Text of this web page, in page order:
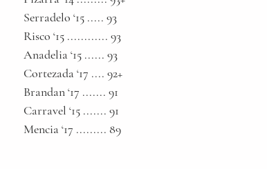
                                                      Serradelo ‘15 ..... 93
                                                      Risco ‘15 ............ 93
                                                      Anadelia ‘15 ...... 93
                                                      Cortezada ‘17 .... 92+
                                                      Brandan ‘17 ....... 91
                                                      Carravel ‘15 ....... 91
                                                      Mencia ‘17 ......... 89